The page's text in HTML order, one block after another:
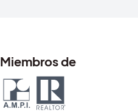
Miembros de